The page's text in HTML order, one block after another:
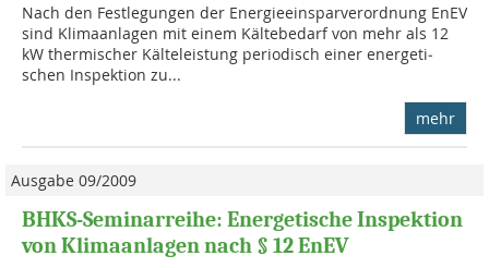
Nach den Festlegungen der Energieeinsparverordnung EnEV
sind Klima­anla­gen mit einem Kältebedarf von mehr als 12
kW thermischer Kälteleistung periodisch einer energeti­
schen Inspektion zu...
mehr
Ausgabe 09/2009
BHKS-Seminarreihe: Energetische Inspektion
von Klimaanlagen nach § 12 EnEV